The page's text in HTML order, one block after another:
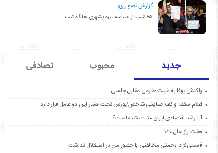
گزارش تصویری:
۶۵ شب از حماسه مهدیشهری ها گذشت
جدید محبوب تصادفی
واکنش یوفا به غیبت طارمی مقابل چلسی
اعلام سقف و کف حمایتی شاخص/بورس تحت فشار این دو عامل قرار دارد
آیا رشد اقتصادی ایران مثبت شده است؟
هفت راز سال ۲۰۲۰
قاسمی‌نژاد: رحمتی مخالفتی با حضور من در استقلال نداشت